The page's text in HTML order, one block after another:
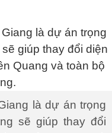
là dự án trọng
sẽ giúp thay đổi